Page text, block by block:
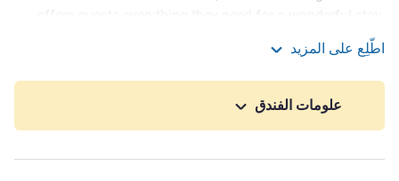
Our air-conditioned rooms are mo dern and comfortable
and guests can and enjoy services such as WIFI, a
restaurant, pool and private car park. The ibis hotel in Faro
also has two fully equipped meeting rooms. Renovated
Before traveling to Portugal, please check the terms
اطّلِع على المزيد
علومات الفندق